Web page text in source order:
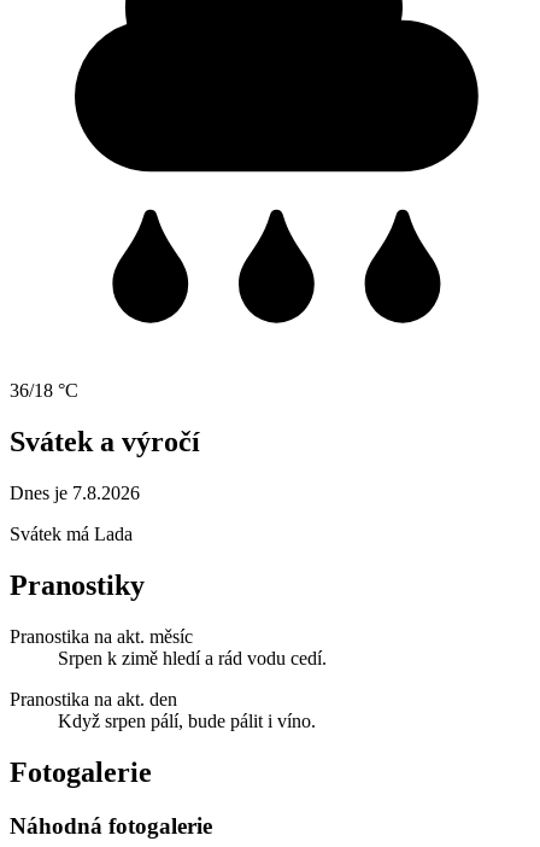
36/18 °C
Svátek a výročí
Dnes je 7.8.2026
Svátek má Lada
Pranostiky
Pranostika na akt. měsíc
Srpen k zimě hledí a rád vodu cedí.
Pranostika na akt. den
Když srpen pálí, bude pálit i víno.
Fotogalerie
Náhodná fotogalerie